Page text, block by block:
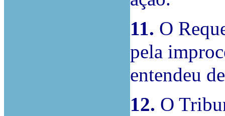
11. O
pela
entendeu
12. O